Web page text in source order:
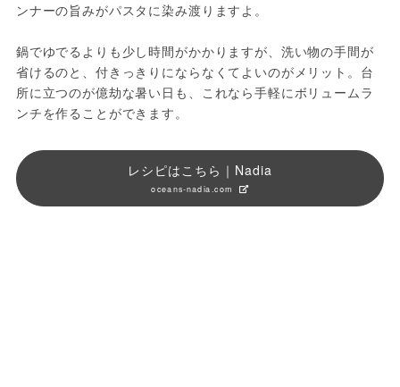
ンナーの旨みがパスタに染み渡りますよ。
鍋でゆでるよりも少し時間がかかりますが、洗い物の手間が
省けるのと、付きっきりにならなくてよいのがメリット。台
所に立つのが億劫な暑い日も、これなら手軽にボリュームラ
ンチを作ることができます。
レシピはこちら｜Nadia
oceans-nadia.com